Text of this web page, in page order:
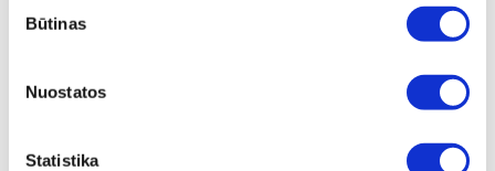
pasirinkimas
Būtinas
Nuostatos
Statistika
Atgaivina
Subalansuoja